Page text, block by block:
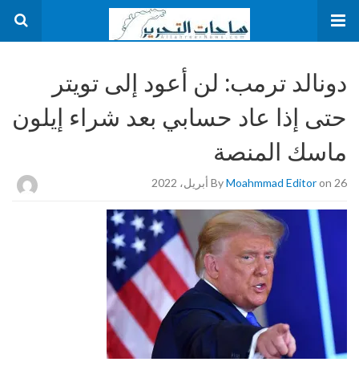
دونالد ترمب: لن أعود إلى تويتر
حتى إذا عاد حسابي بعد شراء إيلون
ماسك المنصة
ByMoahmmad Editoron 26 أبريل، 2022